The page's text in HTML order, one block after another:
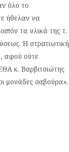
όλο το
ήθελαν να
τα υλικά της τ.
Η στρατιωτική
αφού ούτε
κ. Βαρβιτσιώτης
μονάδες σαβούρα».